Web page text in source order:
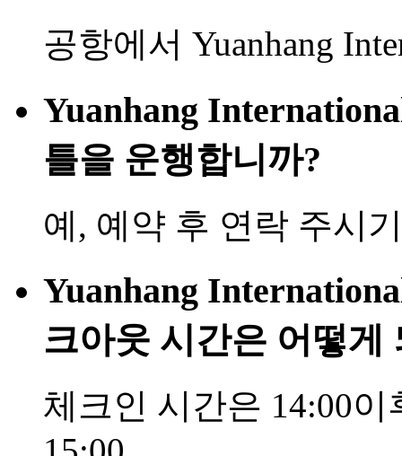
공항에서 Yuanhang
Yuanhang
틀을 운행합니까?
예, 예약 후 연락 주시
Yuanhang
크아웃 시간은 어떻게
체크인 시간은 14:00